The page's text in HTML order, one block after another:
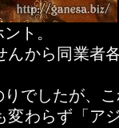
ト。
んから同業者
でしたが、
変わらず「ア